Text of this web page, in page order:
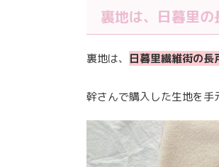
裏地は、日暮里の
裏地は、 日暮里繊維街の長
幹さんで購入した生地を手